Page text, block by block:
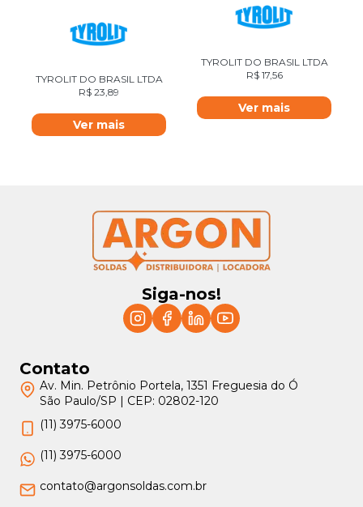
TYROLIT DO BRASIL LTDA
R$ 23,89
Ver mais
TYROLIT DO BRASIL LTDA
R$17,56
Ver mais
Siga-nos!
Contato
Av. Min. Petrônio Portela, 1351 Freguesia do Ó
São Paulo/SP | CEP: 02802-120
(11) 3975-6000
(11) 3975-6000
contato@argonsoldas.com.br